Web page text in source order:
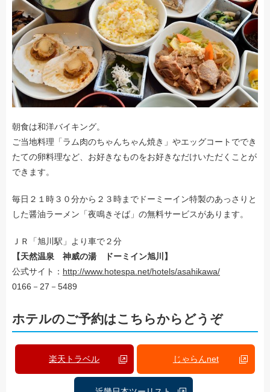
朝食は和洋バイキング。
ご当地料理「ラム肉のちゃんちゃん焼き」やエッグコートででき
たての卵料理など、お好きなものをお好きなだけいただくことが
できます。
毎日２１時３０分から２３時までドーミーイン特製のあっさりと
した醤油ラーメン「夜鳴きそば」の無料サービスがあります。
ＪＲ「旭川駅」より車で２分
【天然温泉 神威の湯 ドーミイン旭川】
公式サイト： http://www.hotespa.net/hotels/asahikawa/
0166－27－5489
ホテルのご予約はこちらからどうぞ
楽天トラベル じゃらんnet